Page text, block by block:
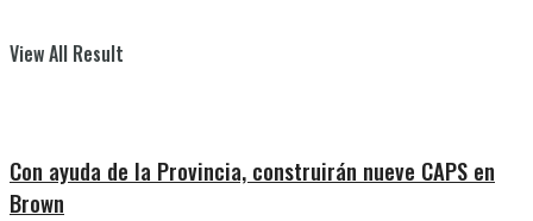
View All Result
Con ayuda de la Provincia, construirán nueve CAPS en
Brown